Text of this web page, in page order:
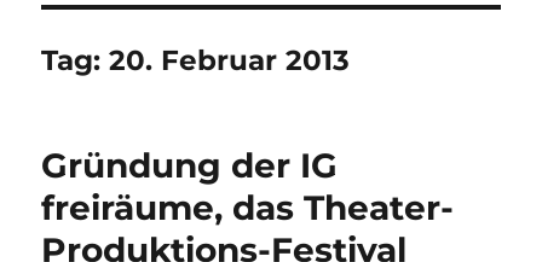
Tag:20. Februar 2013
Gründung der IG
freiräume, das Theater-
Produktions-Festival